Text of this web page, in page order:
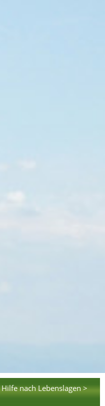
Hilfe nach Lebenslagen >